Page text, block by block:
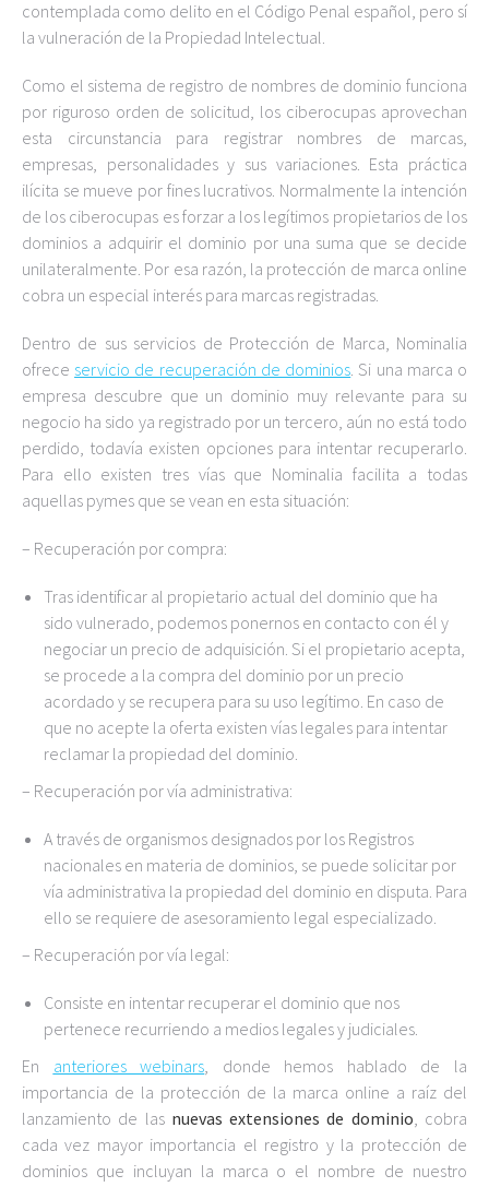
contemplada como delito en el Código Penal español, pero sí
la vulneración de la Propiedad Intelectual.
Como el sistema de registro de nombres de dominio funciona
por riguroso orden de solicitud, los ciberocupas aprovechan
esta circunstancia para registrar nombres de marcas,
empresas, personalidades y sus variaciones. Esta práctica
ilícita se mueve por fines lucrativos. Normalmente la intención
de los ciberocupas es forzar a los legítimos propietarios de los
dominios a adquirir el dominio por una suma que se decide
unilateralmente. Por esa razón, la protección de marca online
cobra un especial interés para marcas registradas.
Dentro de sus servicios de Protección de Marca, Nominalia
ofrece servicio de recuperación de dominios. Si una marca o
empresa descubre que un dominio muy relevante para su
negocio ha sido ya registrado por un tercero, aún no está todo
perdido, todavía existen opciones para intentar recuperarlo.
Para ello existen tres vías que Nominalia facilita a todas
aquellas pymes que se vean en esta situación:
– Recuperación por compra:
Tras identificar al propietario actual del dominio que ha
sido vulnerado, podemos ponernos en contacto con él y
negociar un precio de adquisición. Si el propietario acepta,
se procede a la compra del dominio por un precio
acordado y se recupera para su uso legítimo. En caso de
que no acepte la oferta existen vías legales para intentar
reclamar la propiedad del dominio.
– Recuperación por vía administrativa:
A través de organismos designados por los Registros
nacionales en materia de dominios, se puede solicitar por
vía administrativa la propiedad del dominio en disputa. Para
ello se requiere de asesoramiento legal especializado.
– Recuperación por vía legal:
Consiste en intentar recuperar el dominio que nos
pertenece recurriendo a medios legales y judiciales.
En anteriores webinars, donde hemos hablado de la
importancia de la protección de la marca online a raíz del
lanzamiento de las nuevas extensiones de dominio, cobra
cada vez mayor importancia el registro y la protección de
dominios que incluyan la marca o el nombre de nuestro